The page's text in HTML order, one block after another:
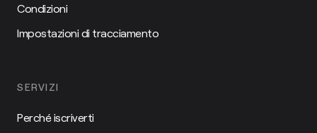
Condizioni
Impostazioni di tracciamento
SERVIZI
Perché iscriverti